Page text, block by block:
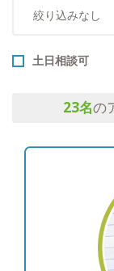
土日相談可
23名の